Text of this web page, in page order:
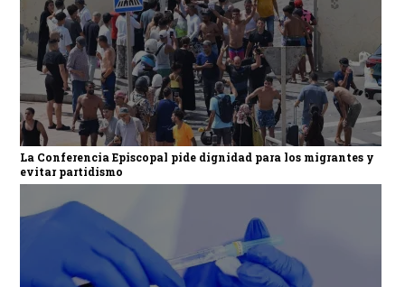
La Conferencia Episcopal pide dignidad para los migrantes y
evitar partidismo